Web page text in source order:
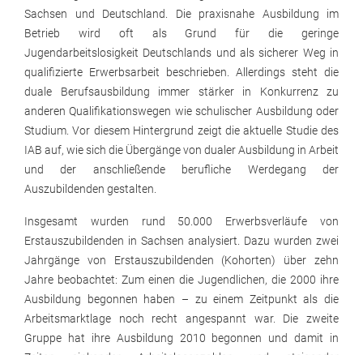
Sachsen und Deutschland. Die praxisnahe Ausbildung im
Betrieb wird oft als Grund für die geringe
Jugendarbeitslosigkeit Deutschlands und als sicherer Weg in
qualifizierte Erwerbsarbeit beschrieben. Allerdings steht die
duale Berufsausbildung immer stärker in Konkurrenz zu
anderen Qualifikationswegen wie schulischer Ausbildung oder
Studium. Vor diesem Hintergrund zeigt die aktuelle Studie des
IAB auf, wie sich die Übergänge von dualer Ausbildung in Arbeit
und der anschließende berufliche Werdegang der
Auszubildenden gestalten.
Insgesamt wurden rund 50.000 Erwerbsverläufe von
Erstauszubildenden in Sachsen analysiert. Dazu wurden zwei
Jahrgänge von Erstauszubildenden (Kohorten) über zehn
Jahre beobachtet: Zum einen die Jugendlichen, die 2000 ihre
Ausbildung begonnen haben – zu einem Zeitpunkt als die
Arbeitsmarktlage noch recht angespannt war. Die zweite
Gruppe hat ihre Ausbildung 2010 begonnen und damit in